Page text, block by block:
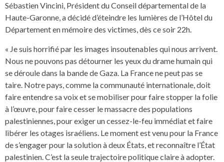
Sébastien Vincini, Président du Conseil départemental de la
Haute-Garonne, a décidé d’éteindre les lumières de l’Hôtel du
Département en mémoire des victimes, dès ce soir 22h.
« Je suis horrifié par les images insoutenables qui nous arrivent.
Nous ne pouvons pas détourner les yeux du drame humain qui
se déroule dans la bande de Gaza. La France ne peut pas se
taire. Notre pays, comme la communauté internationale, doit
faire entendre sa voix et se mobiliser pour faire stopper la folie
à l’œuvre, pour faire cesser le massacre des populations
palestiniennes, pour exiger un cessez-le-feu immédiat et faire
libérer les otages israéliens. Le moment est venu pour la France
de s’engager pour la solution à deux États, et reconnaître l’État
palestinien. C’est la seule trajectoire politique claire à adopter.